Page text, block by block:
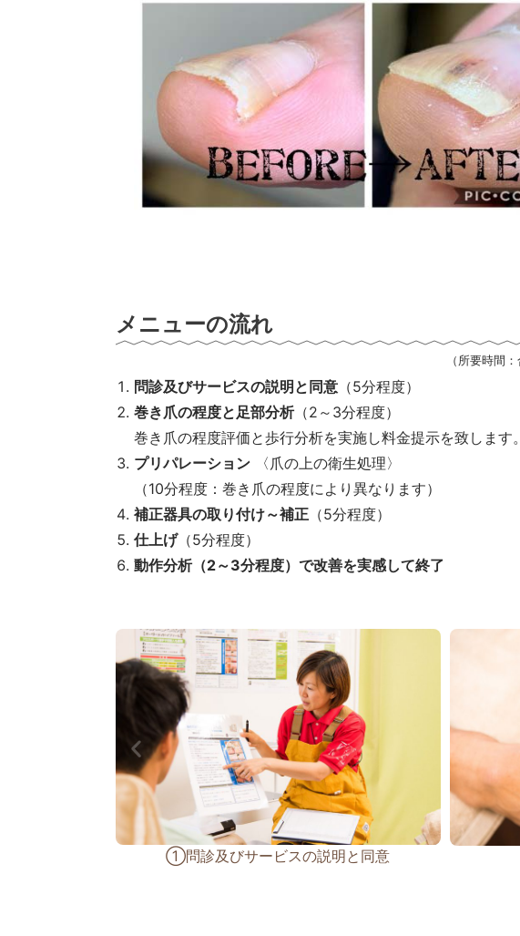
メニューの流れ
（所要時間
問診及びサービスの説明と同意 （5分程度）
巻き爪の程度と足部分析（2～3分程度）
巻き爪の程度評価と歩行分析を実施し料金提示を致します。
プリパレーション 〈爪の上の衛生処理〉
（10分程度：巻き爪の程度により異なります）
補正器具の取り付け～補正 （5分程度）
仕上げ（5分程度）
動作分析（2～3分程度）で改善を実感して終了
②巻き爪の程度と足部分析